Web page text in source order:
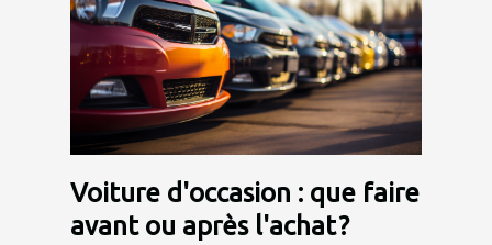
Voiture d'occasion : que faire
avant ou après l'achat ?